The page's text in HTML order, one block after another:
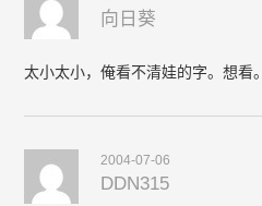
向日葵
太小太小，俺看不清娃的字。想看。
2004-07-06
DDN315